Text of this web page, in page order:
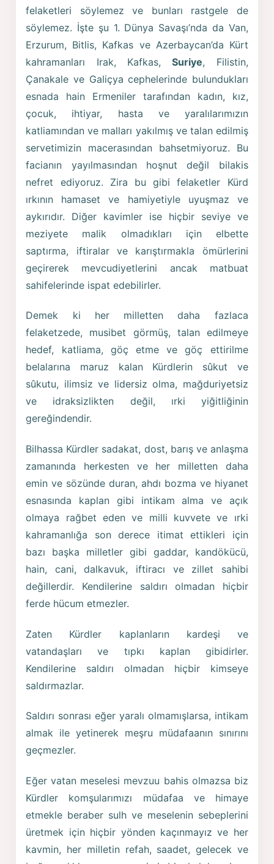
felaketleri söylemez ve bunları rastgele de
söylemez. İşte şu 1. Dünya Savaşı’nda da Van,
Erzurum, Bitlis, Kafkas ve Azerbaycan’da Kürt
kahramanları Irak, Kafkas,Suriye, Filistin,
Çanakale ve Galiçya cephelerinde bulundukları
esnada hain Ermeniler tarafından kadın, kız,
çocuk, ihtiyar, hasta ve yaralılarımızın
katliamından ve malları yakılmış ve talan edilmiş
servetimizin macerasından bahsetmiyoruz. Bu
facianın yayılmasından hoşnut değil bilakis
nefret ediyoruz. Zira bu gibi felaketler Kürd
ırkının hamaset ve hamiyetiyle uyuşmaz ve
aykırıdır. Diğer kavimler ise hiçbir seviye ve
meziyete malik olmadıkları için elbette
saptırma, iftiralar ve karıştırmakla ömürlerini
geçirerek mevcudiyetlerini ancak matbuat
sahifelerinde ispat edebilirler.
Demek ki her milletten daha fazlaca
felaketzede, musibet görmüş, talan edilmeye
hedef, katliama, göç etme ve göç ettirilme
belalarına maruz kalan Kürdlerin sûkut ve
sûkutu, ilimsiz ve lidersiz olma, mağduriyetsiz
ve idraksizlikten değil, ırki yiğitliğinin
gereğindendir.
Bilhassa Kürdler sadakat, dost, barış ve anlaşma
zamanında herkesten ve her milletten daha
emin ve sözünde duran, ahdı bozma ve hiyanet
esnasında kaplan gibi intikam alma ve açık
olmaya rağbet eden ve milli kuvvete ve ırki
kahramanlığa son derece itimat ettikleri için
bazı başka milletler gibi gaddar, kandökücü,
hain, cani, dalkavuk, iftiracı ve zillet sahibi
değillerdir. Kendilerine saldırı olmadan hiçbir
ferde hücum etmezler.
Zaten Kürdler kaplanların kardeşi ve
vatandaşları ve tıpkı kaplan gibidirler.
Kendilerine saldırı olmadan hiçbir kimseye
saldırmazlar.
Saldırı sonrası eğer yaralı olmamışlarsa, intikam
almak ile yetinerek meşru müdafaanın sınırını
geçmezler.
Eğer vatan meselesi mevzuu bahis olmazsa biz
Kürdler komşularımızı müdafaa ve himaye
etmekle beraber sulh ve meselenin sebeplerini
üretmek için hiçbir yönden kaçınmayız ve her
kavmin, her milletin refah, saadet, gelecek ve